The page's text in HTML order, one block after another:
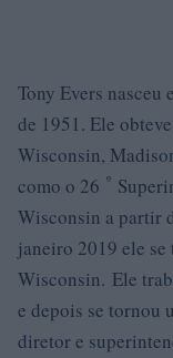
Tony Evers
de 1951. Ele
Wisconsin,
como o 26 º
Wisconsin a partir
janeiro 2019 ele
Wisconsin. Ele
e depois se tornou
diretor e